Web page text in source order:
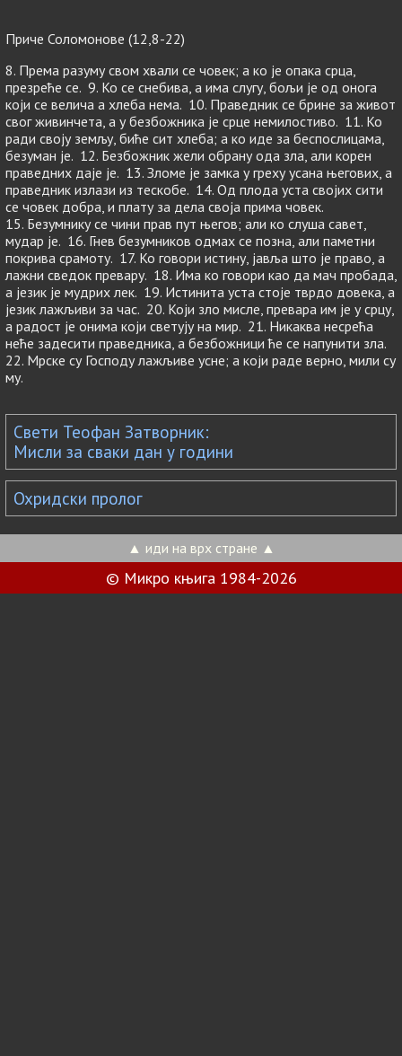
Приче Соломонове (12,8-22)
8. Према разуму свом хвали се човек; а ко је опака срца,
презреће се. 9. Ко се снебива, а има слугу, бољи је од онога
који се велича а хлеба нема. 10. Праведник се брине за живот
свог живинчета, а у безбожника је срце немилостиво. 11. Ко
ради своју земљу, биће сит хлеба; а ко иде за беспослицама,
безуман је. 12. Безбожник жели обрану ода зла, али корен
праведних даје је. 13. Зломе је замка у греху усана његових, а
праведник излази из тескобе. 14. Од плода уста својих сити
се човек добра, и плату за дела своја прима човек.
15. Безумнику се чини прав пут његов; али ко слуша савет,
мудар је. 16. Гнев безумников одмах се позна, али паметни
покрива срамоту. 17. Ко говори истину, јавља што је право, а
лажни сведок превару. 18. Има ко говори као да мач пробада,
а језик је мудрих лек. 19. Истинита уста стоје тврдо довека, а
језик лажљиви за час. 20. Који зло мисле, превара им је у срцу,
а радост је онима који светују на мир. 21. Никаква несрећа
неће задесити праведника, а безбожници ће се напунити зла.
22. Мрске су Господу лажљиве усне; а који раде верно, мили су
му.
Свети Теофан Затворник:
Мисли за сваки дан у години
Охридски пролог
▲ иди на врх стране ▲
© Микро књига 1984-2026